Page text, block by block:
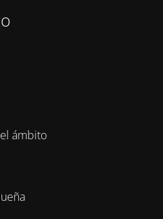
ámbito